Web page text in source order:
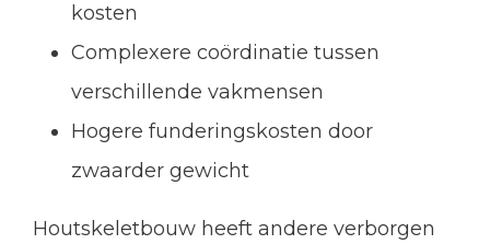
kosten
Complexere coördinatie tussen
verschillende vakmensen
Hogere funderingskosten door
zwaarder gewicht
Houtskeletbouw heeft andere verborgen